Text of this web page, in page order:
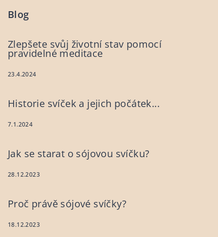
Blog
Zlepšete svůj životní stav pomocí
pravidelné meditace
23.4.2024
Historie svíček a jejich počátek...
7.1.2024
Jak se starat o sójovou svíčku?
28.12.2023
Proč právě sójové svíčky?
18.12.2023